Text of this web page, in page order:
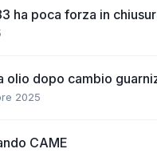
ha poca forza in
olio dopo cambio
2025
CAME